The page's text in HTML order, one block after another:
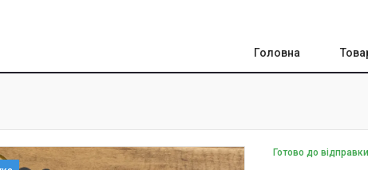
Головна
Готово до відправки